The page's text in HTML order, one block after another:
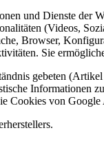
und Dienste
(Videos,
Browser,
Sie
gebeten
Informationen
Cookies von